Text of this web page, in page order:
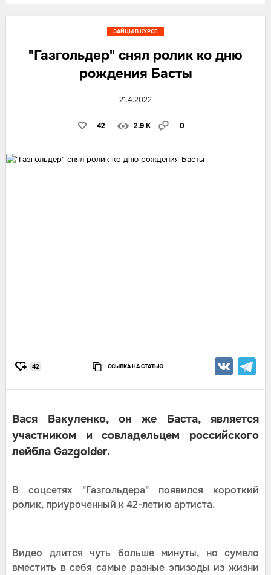
"Газгольдер" снял ролик ко дню
рождения Басты
21.4.2022
42 2.9 K 0
ЗАЙЦЫ В КУРСЕ
42 ССЫЛКА НА СТАТЬЮ
Вася Вакуленко, он же Баста, является
участником и совладельцем российского
лейбла Gazgolder.
В соцсетях "Газгольдера" появился короткий
ролик, приуроченный к 42-летию артиста.
Видео длится чуть больше минуты, но сумело
вместить в себя самые разные эпизоды из жизни